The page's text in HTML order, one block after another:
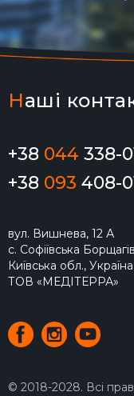
Наші
+38 044 338-
+38 093 408-
вул. Вишнева, 12 А
с. Софіївська
Київська обл., Україна
ТОВ «МЕДІТЕРРА»
© 2018-2028. Всі